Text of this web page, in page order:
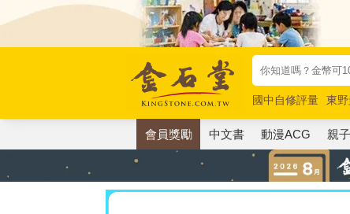
國中自修評量 東
唯紅花綻放
奧德賽
會員獎勵 中文書 動漫ACG 親